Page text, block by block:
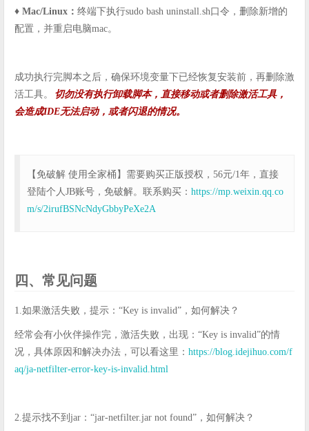
♦️ Mac/Linux： 终端下执行sudo bash uninstall.sh口令，删除新增的
配置，并重启电脑mac。
成功执行完脚本之后，确保环境变量下已经恢复安装前，再删除激
活工具。
切勿没有执行卸载脚本，直接移动或者删除激活工具，
会造成IDE无法启动，或者闪退的情况。
【免破解 使用全家桶】需要购买正版授权，56元/1年，直接
登陆个人JB账号，免破解。联系购买： https://mp.weixin.qq.co
m/s/2irufBSNcNdyGbbyPeXe2A
四、常见问题
1.如果激活失败，提示：“Key is invalid”，如何解决？
经常会有小伙伴操作完，激活失败，出现：“Key is invalid”的情
况，具体原因和解决办法，可以看这里： https://blog.idejihuo.com/f
aq/ja-netfilter-error-key-is-invalid.html
2.提示找不到jar：“jar-netfilter.jar not found”，如何解决？